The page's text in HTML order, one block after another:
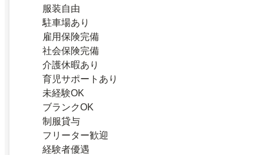
服装自由
駐車場あり
雇用保険完備
社会保険完備
介護休暇あり
育児サポートあり
未経験OK
ブランクOK
制服貸与
フリーター歓迎
経験者優遇